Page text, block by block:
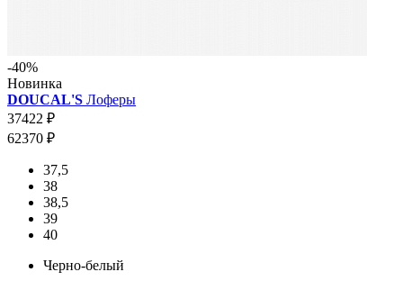
-40%
Новинка
DOUCAL'S Лоферы
37422 ₽
62370 ₽
37,5
38
38,5
39
40
Черно-белый